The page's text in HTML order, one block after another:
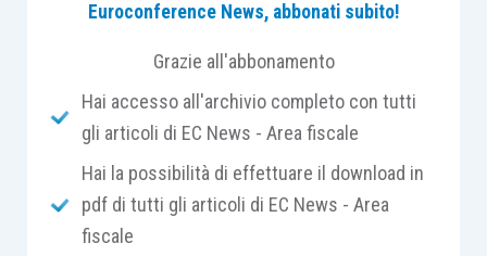
detenuta da un’impresa familiare. Occorre,
il titolare aveva costituito l’impresa
familiare dopo aver ricevuto l’azienda
oggetto di cessione per atto didonazione
nel 2012;
pertanto, il titolare-donatario ha assunto
Euroconference News, abbonati subito!
Grazie all'abbonamento
Hai accesso all'archivio completo con tutti
gli articoli di EC News - Area fiscale
Hai la possibilità di effettuare il download in
pdf di tutti gli articoli di EC News - Area
fiscale